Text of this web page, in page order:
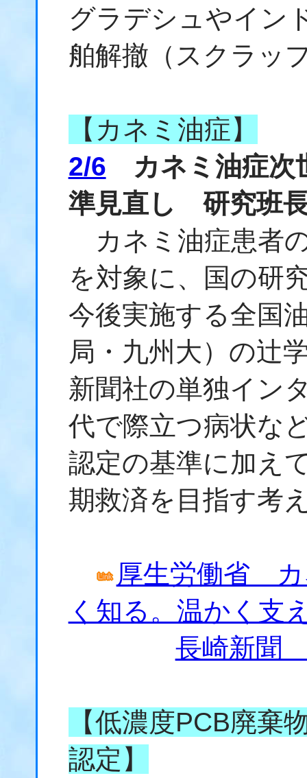
グラデシュやイン
舶解撤（スクラッ
【カネミ油症】
2/6 カネミ油症次
準見直し 研究班
カネミ油症患者
を対象に、国の研
今後実施する全国
局・九州大）の辻
新聞社の単独イン
代で際立つ病状な
認定の基準に加え
期救済を目指す考
厚生労働省 カ
く知る。温かく支
長崎新聞
【低濃度PCB廃棄
認定】